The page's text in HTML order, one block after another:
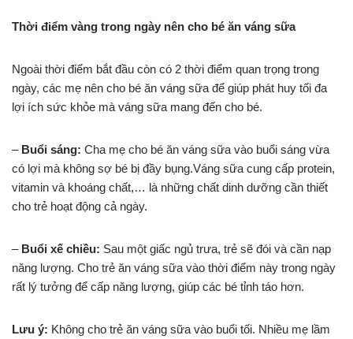
Thời điểm vàng trong ngày nên cho bé ăn váng sữa
Ngoài thời điểm bắt đầu còn có 2 thời điểm quan trọng trong
ngày, các mẹ nên cho bé ăn váng sữa để giúp phát huy tối đa
lợi ích sức khỏe mà váng sữa mang đến cho bé.
– Buổi sáng: Cha mẹ cho bé ăn váng sữa vào buổi sáng vừa
có lợi mà không sợ bé bị đầy bụng.Váng sữa cung cấp protein,
vitamin và khoáng chất,… là những chất dinh dưỡng cần thiết
cho trẻ hoạt động cả ngày.
– Buổi xế chiều: Sau một giấc ngủ trưa, trẻ sẽ đói và cần nạp
năng lượng. Cho trẻ ăn váng sữa vào thời điểm này trong ngày
rất lý tưởng để cấp năng lượng, giúp các bé tỉnh táo hơn.
Lưu ý: Không cho trẻ ăn váng sữa vào buổi tối. Nhiều mẹ lầm